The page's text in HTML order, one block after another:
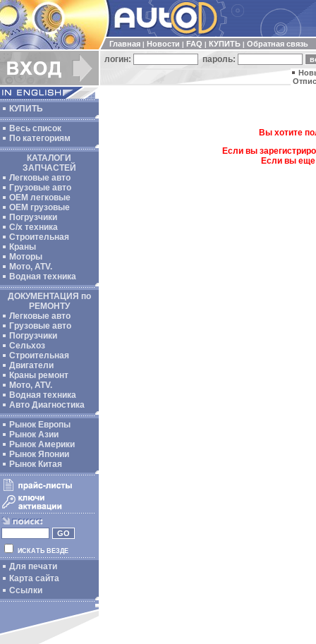
Главная Новости FAQ КУПИТЬ Обратная связь
логин: пароль:
КУПИТЬ
Весь список
По категориям
КАТАЛОГИ
ЗАПЧАСТЕЙ
Легковые авто
Грузовые авто
ОЕМ легковые
OEM грузовые
Погрузчики
С/х техника
Строительная
Краны
Моторы
Мото, ATV.
Водная техника
ДОКУМЕНТАЦИЯ по
РЕМОНТУ
Легковые авто
Грузовые авто
Погрузчики
Сельхоз
Строительная
Двигатели
Краны ремонт
Мото, ATV.
Водная техника
Авто Диагностика
Рынок Европы
Рынок Азии
Рынок Америки
Рынок Японии
Рынок Китая
ИСКАТЬ ВЕЗДЕ
Для печати
Карта сайта
Ссылки
Вы хотите
Если вы
Если вы еще